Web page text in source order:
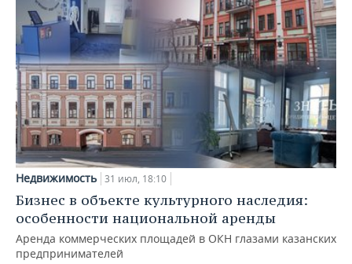
Недвижимость 31 июл, 18:10
Бизнес в объекте культурного наследия:
особенности национальной аренды
Аренда коммерческих площадей в ОКН глазами казанских
предпринимателей